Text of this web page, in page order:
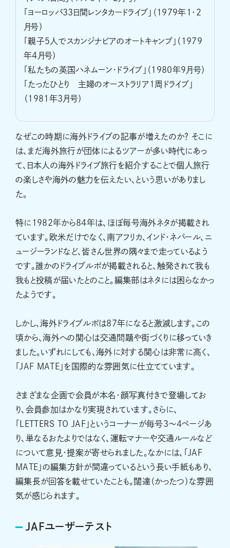
「ヨーロッパ33日間レンタカードライブ」（1979年1・2
月号）
「親子5人でスカンジナビアのオートキャンプ」（1979
年4月号）
「私たちの英国ハネムーン・ドライブ」（1980年9月号）
「たったひとり 主婦のオーストラリア1周ドライブ」
（1981年3月号）
なぜこの時期に海外ドライブの記事が増えたのか？ そこに
は、まだ海外旅行が団体によるツアーが多い時代にあっ
て、日本人の海外ドライブ旅行を紹介することで個人旅行
の楽しさや海外の魅力を伝えたい、という思いがありまし
た。
特に1982年から84年は、ほぼ毎号海外ネタが掲載され
ています。欧米だけでなく、南アフリカ、インド・ネパール、ニ
ュージーランドなど、皆さん世界の隅々まで走っているよう
です。誰かのドライブルポが掲載されると、触発されて我も
我もと投稿が届いたとのこと。編集部はネタには困らなかっ
たようです。
しかし、海外ドライブルポは87年になると激減します。この
頃から、海外への関心は交通問題や街づくりに移っていき
ました。いずれにしても、海外に対する関心は非常に高く、
「JAF MATE」を国際的な雰囲気に仕立てています。
さまざまな企画で会員が本名・顔写真付きで登場してお
り、会員参加はかなり実現されています。さらに、
「LETTERS TO JAF」というコーナーが毎号3～4ページあ
り、単なるおたよりではなく、運転マナーや交通ルールなど
について意見・提案が寄せられました。なかには、「JAF
MATE」の編集方針が間違っているという長い手紙もあり、
編集長が回答を載せていたことも。闊達（かったつ）な雰囲
気が感じられます。
JAFユーザーテスト